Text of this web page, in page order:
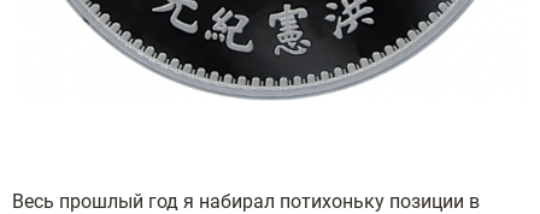
Весь прошлый год я набирал потихоньку позиции в